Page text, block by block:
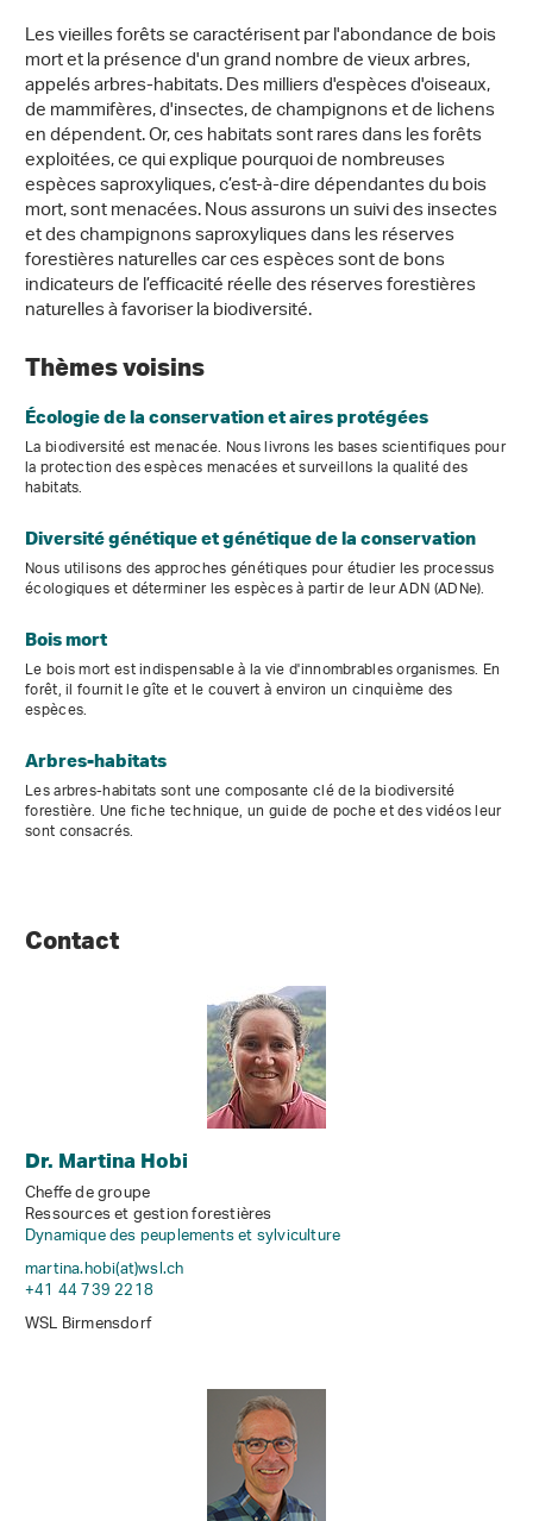
Les vieilles forêts se caractérisent par l'abondance de bois
mort et la présence d'un grand nombre de vieux arbres,
appelés arbres-habitats. Des milliers d'espèces d'oiseaux,
de mammifères, d'insectes, de champignons et de lichens
en dépendent. Or, ces habitats sont rares dans les forêts
exploitées, ce qui explique pourquoi de nombreuses
espèces saproxyliques, c’est-à-dire dépendantes du bois
mort, sont menacées. Nous assurons un suivi des insectes
et des champignons saproxyliques dans les réserves
forestières naturelles car ces espèces sont de bons
indicateurs de l’efficacité réelle des réserves forestières
naturelles à favoriser la biodiversité.
Thèmes voisins
Écologie de la conservation et aires protégées
La biodiversité est menacée. Nous livrons les bases scientifiques pour
la protection des espèces menacées et surveillons la qualité des
habitats.
Diversité génétique et génétique de la conservation
Nous utilisons des approches génétiques pour étudier les processus
écologiques et déterminer les espèces à partir de leur ADN (ADNe).
Bois mort
Le bois mort est indispensable à la vie d'innombrables organismes. En
forêt, il fournit le gîte et le couvert à environ un cinquième des
espèces.
Arbres-habitats
Les arbres-habitats sont une composante clé de la biodiversité
forestière. Une fiche technique, un guide de poche et des vidéos leur
sont consacrés.
Contact
Dr. Martina Hobi
Cheffe de groupe
Ressources et gestion forestières
Dynamique des peuplements et sylviculture
martina.hobi(at)wsl.ch
+41 44 739 2218
WSL Birmensdorf